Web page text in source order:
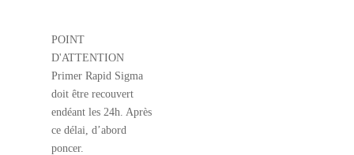
POINT
D'ATTENTION
Primer Rapid Sigma
doit être recouvert
endéant les 24h. Après
ce délai, d’abord
poncer.